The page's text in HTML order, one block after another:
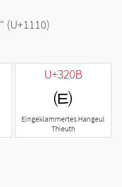
“ (U+1110)
U+320B
㈋
Eingeklammertes Hangeul
Thieuth